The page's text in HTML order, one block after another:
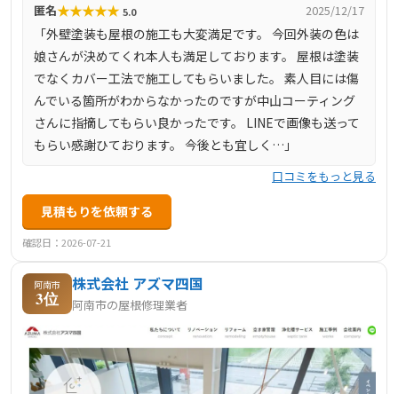
匿名★★★★★ 5.0 2025/12/17
「外壁塗装も屋根の施工も大変満足です。 今回外装の色は
娘さんが決めてくれ本人も満足しております。 屋根は塗装
でなくカバー工法で施工してもらいました。 素人目には傷
んでいる箇所がわからなかったのですが中山コーティング
さんに指摘してもらい良かったです。 LINEで画像も送って
もらい感謝ひております。 今後とも宜しく…」
口コミをもっと見る
見積もりを依頼する
確認日：2026-07-21
阿南市
3位
株式会社 アズマ四国
阿南市の屋根修理業者